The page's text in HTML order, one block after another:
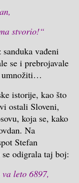
stvorio!“
vađeni
se i prebrojavale
umnožiti…
istorije, kao što
ostali Sloveni,
koja se, kako
Na
Stefan
odigrala taj boj:
leto 6897,